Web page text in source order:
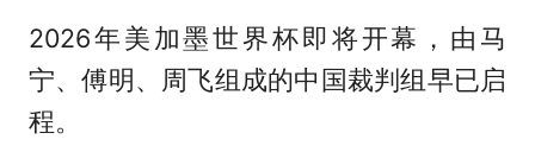
2026年美加墨世界杯即将开幕，由马
宁、傅明、周飞组成的中国裁判组早已启
程。